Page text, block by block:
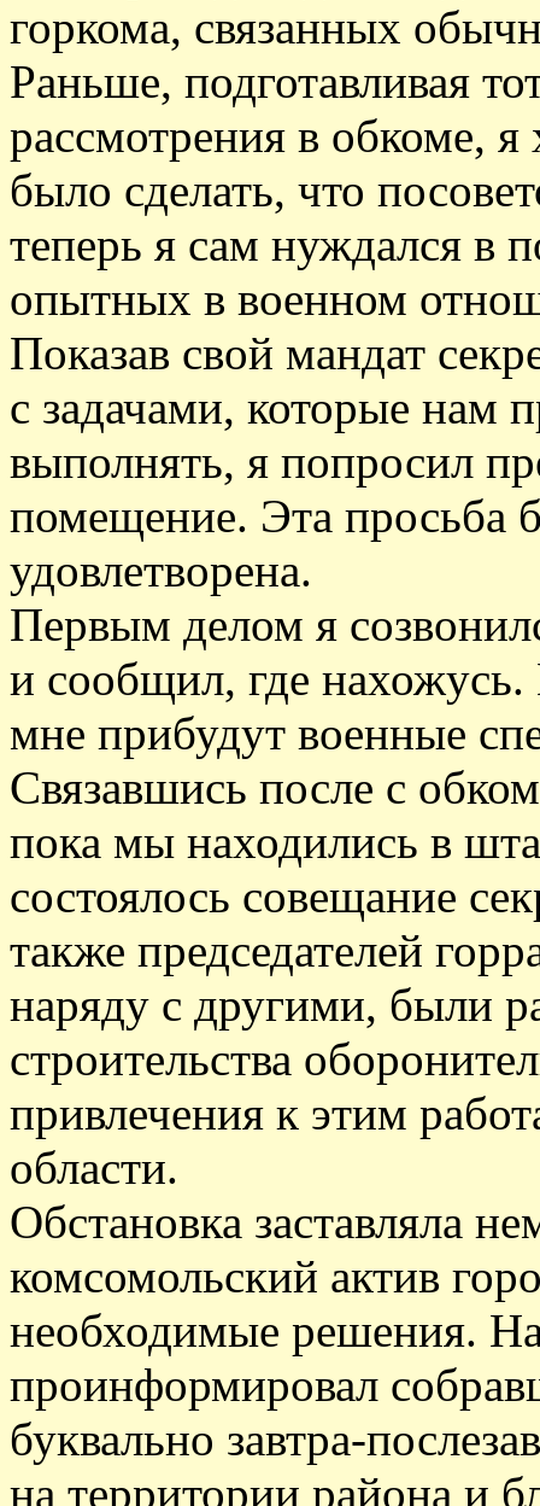
горкома, связанных
Раньше, подготавливая
рассмотрения в обкоме,
было сделать, что
теперь я сам нуждался в
опытных в военном
Показав свой мандат
с задачами, которые нам
выполнять, я попросил
помещение. Эта просьба
удовлетворена.
Первым делом я
и сообщил, где
мне прибудут военные
Связавшись после с
пока мы находились в
состоялось совещание
также председателей
наряду с другими, были
строительства
привлечения к этим
области.
Обстановка заставляла
комсомольский актив
необходимые решения. На
проинформировал
буквально завтра-
на территории района и